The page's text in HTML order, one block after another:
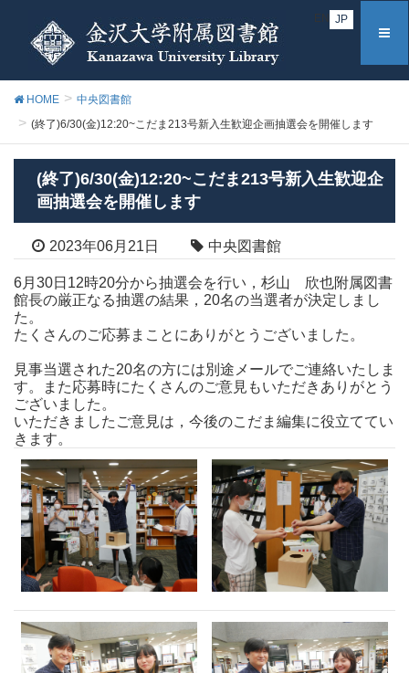
EN JP
HOME
中央図書館
(終了)6/30(金)12:20~こだま213号新入生歓迎企画抽選会を開催します
(終了)6/30(金)12:20~こだま213号新入生歓迎企
画抽選会を開催します
2023年06月21日 中央図書館
6月30日12時20分から抽選会を行い，杉山 欣也附属図書
館長の厳正なる抽選の結果，20名の当選者が決定しまし
た。
たくさんのご応募まことにありがとうございました。
見事当選された20名の方には別途メールでご連絡いたしま
す。また応募時にたくさんのご意見もいただきありがとう
ございました。
いただきましたご意見は，今後のこだま編集に役立ててい
きます。